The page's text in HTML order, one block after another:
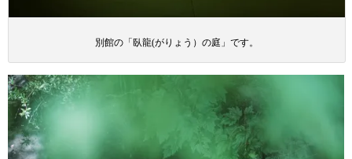
別館の「臥龍(がりょう）の庭」です。